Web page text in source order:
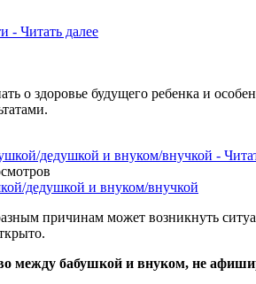
о здоровье будущего ребенка и
дедушкой и внуком/внучкой
причинам может возникнуть
между бабушкой и внуком, не